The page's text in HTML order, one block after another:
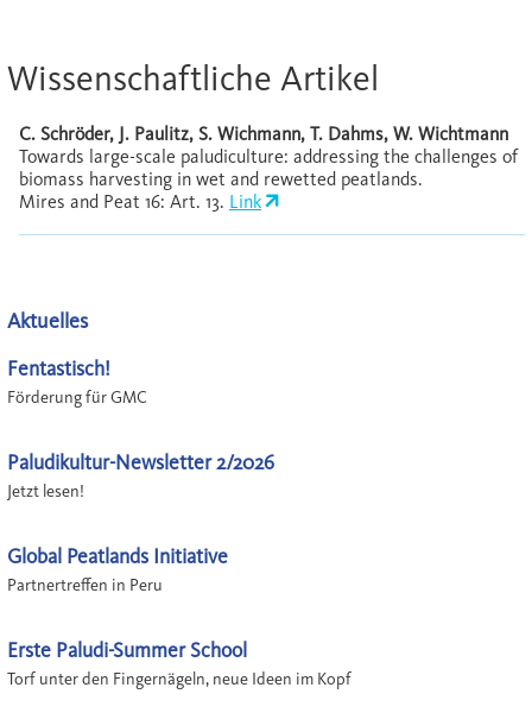
Wissenschaftliche Artikel
C. Schröder, J. Paulitz, S. Wichmann, T. Dahms, W. Wichtmann
Towards large-scale paludiculture: addressing the challenges of
biomass harvesting in wet and rewetted peatlands.
Mires and Peat 16: Art. 13. Link
Aktuelles
Fentastisch!
Förderung für GMC
Paludikultur-Newsletter 2/2026
Jetzt lesen!
Global Peatlands Initiative
Partnertreffen in Peru
Erste Paludi-Summer School
Torf unter den Fingernägeln, neue Ideen im Kopf